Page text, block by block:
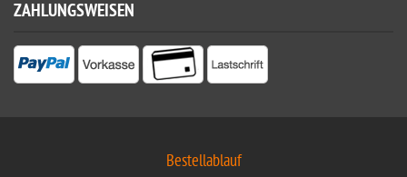
ZAHLUNGSWEISEN
Bestellablauf